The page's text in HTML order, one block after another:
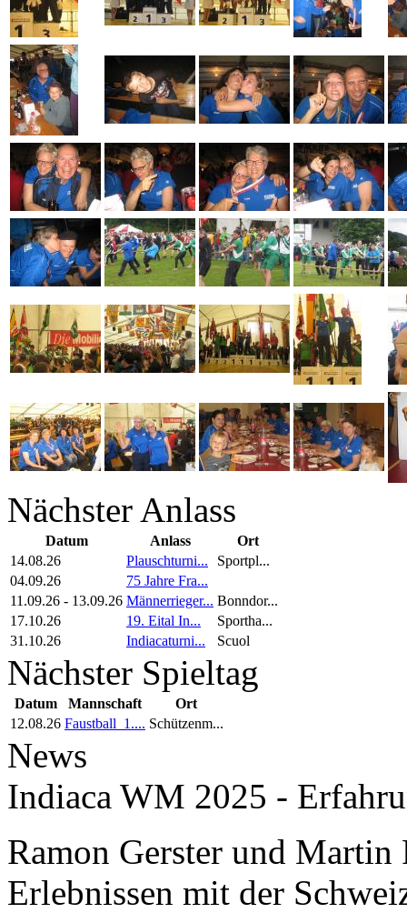
Nächster Anlass
Datum Anlass
Ort
14.08.26
Plauschturni...
Sportpl...
04.09.26
75 Jahre Fra...
11.09.26 - 13.09.26 Männerrieger... Bonndor...
17.10.26
19. Eital In...
Sportha...
31.10.26
Indiacaturni... Scuol
Nächster Spieltag
Datum Mannschaft
Ort
12.08.26 Faustball_1.... Schützenm...
News
Indiaca WM 2025 -
Ramon Gerster und
Erlebnissen mit der